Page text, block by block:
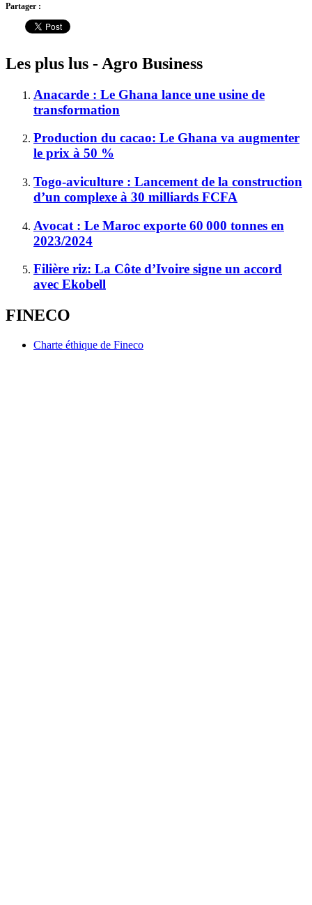
Partager :
Les plus lus - Agro Business
Anacarde : Le Ghana lance une usine de
transformation
Production du cacao: Le Ghana va augmenter
le prix à 50 %
Togo-aviculture : Lancement de la construction
d’un complexe à 30 milliards FCFA
Avocat : Le Maroc exporte 60 000 tonnes en
2023/2024
Filière riz: La Côte d’Ivoire signe un accord
avec Ekobell
FINECO
Charte éthique de Fineco